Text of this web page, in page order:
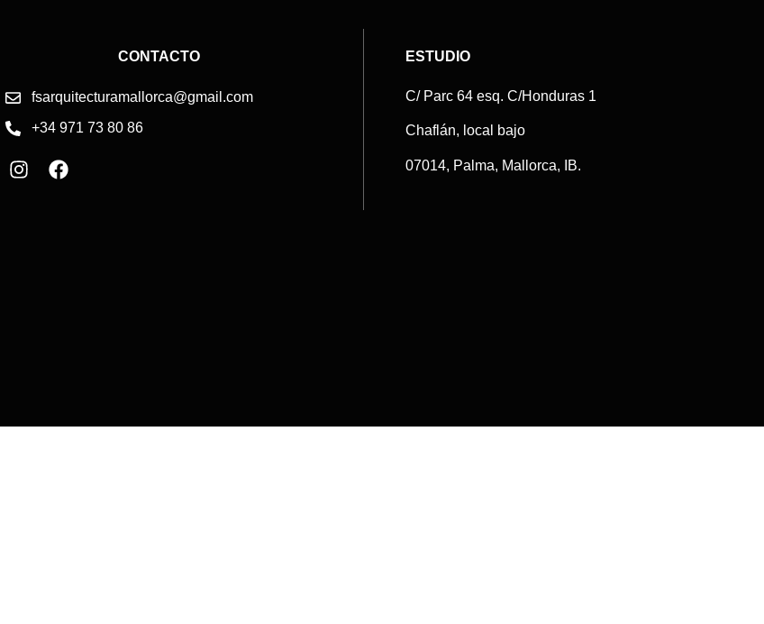
CONTACTO
fsarquitecturamallorca@gmail.com
+34 971 73 80 86
ESTUDIO
C/ Parc 64 esq. C/Honduras 1
Chaflán, local bajo
07014, Palma, Mallorca, IB.